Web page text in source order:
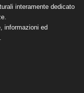
interamente dedicato
informazioni ed